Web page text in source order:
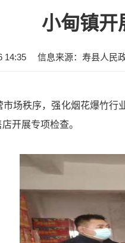
小甸镇开
14:35 信息来源：寿县人民
场秩序，强化烟花爆竹行
开展专项检查。